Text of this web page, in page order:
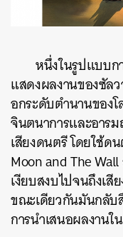
หนึ่งในรูปแบบก
แสดงผลงานของซัล
อกระดับตำนานของ
จินตนาการและอาร
เสียงดนตรี โดยใช้ด
Moon and The Wall
เงียบสงบไปจนถึงเ
ขณะเดียวกันมันกลับ
การนำเสนอผลงาน